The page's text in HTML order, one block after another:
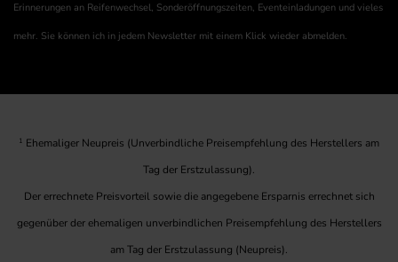
Erinnerungen an Reifenwechsel, Sonderöffnungszeiten, Eventeinladungen und vieles
mehr. Sie können ich in jedem Newsletter mit einem Klick wieder abmelden.
1 Ehemaliger Neupreis (Unverbindliche Preisempfehlung des Herstellers am
Tag der Erstzulassung).
Der errechnete Preisvorteil sowie die angegebene Ersparnis errechnet sich
gegenüber der ehemaligen unverbindlichen Preisempfehlung des Herstellers
am Tag der Erstzulassung (Neupreis).